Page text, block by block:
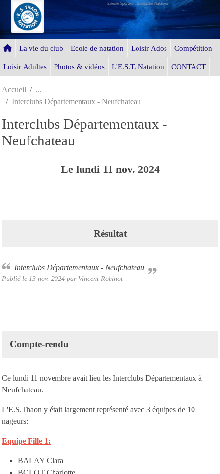
Entente Sportive Thaonnaise Natation
La vie du club Ecole de natation Loisir Ados Compétition
Loisir Adultes Photos & vidéos L'E.S.T. Natation CONTACT
Accueil
Interclubs Départementaux - Neufchateau
Interclubs Départementaux -
Neufchateau
Le lundi 11 nov. 2024
Résultat
Interclubs Départementaux - Neufchateau
Publié le 13 nov. 2024 par Vincent Robinot
Compte-rendu
Ce lundi 11 novembre avait lieu les Interclubs Départementaux à
Neufchateau.
L'E.S.Thaon y était largement représenté avec 3 équipes de 10
nageurs:
Equipe Fille 1:
BALAY Clara
BOLOT Charlotte
Panneau de gestion des cookies